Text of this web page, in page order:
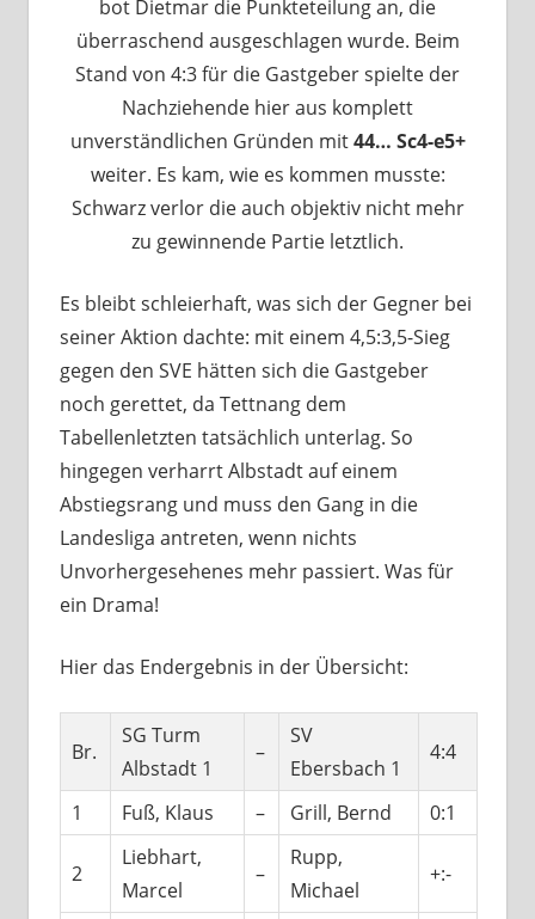
bot Dietmar die Punkteteilung an, die
überraschend ausgeschlagen wurde. Beim
Stand von 4:3 für die Gastgeber spielte der
Nachziehende hier aus komplett
unverständlichen Gründen mit44… Sc4-e5+
weiter. Es kam, wie es kommen musste:
Schwarz verlor die auch objektiv nicht mehr
zu gewinnende Partie letztlich.
Es bleibt schleierhaft, was sich der Gegner bei
seiner Aktion dachte: mit einem 4,5:3,5-Sieg
gegen den SVE hätten sich die Gastgeber
noch gerettet, da Tettnang dem
Tabellenletzten tatsächlich unterlag. So
hingegen verharrt Albstadt auf einem
Abstiegsrang und muss den Gang in die
Landesliga antreten, wenn nichts
Unvorhergesehenes mehr passiert. Was für
ein Drama!
Hier das Endergebnis in der Übersicht:
Br.
SG Turm
Albstadt 1
–
SV
Ebersbach 1
4:4
1 Fuß, Klaus – Grill, Bernd 0:1
2
Liebhart,
Marcel
–
Rupp,
Michael
+:-